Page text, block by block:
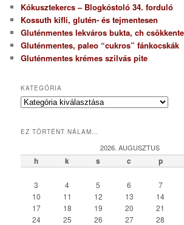
Kókusztekercs – Blogkóstoló 34. forduló
Kossuth kifli, glutén- és tejmentesen
Gluténmentes lekváros bukta, ch
Gluténmentes, paleo “cukros” fánkocskák
Gluténmentes krémes szilvás pite
KATEGÓRIA
K
e
r
EZ TÖRTÉNT NÁLAM…
2026. AUGUSZTUS
h k s c p
3
4 5 6 7
10
11 12 13 14
17
18 19 20 21
24
25 26 27 28